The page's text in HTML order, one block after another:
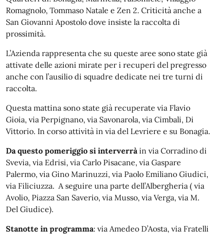
Romagnolo, Tommaso Natale e Zen 2. Criticità anche a
San Giovanni Apostolo dove insiste la raccolta di
prossimità.
L’Azienda rappresenta che su queste aree sono state già
attivate delle azioni mirate per i recuperi del pregresso
anche con l’ausilio di squadre dedicate nei tre turni di
raccolta.
Questa mattina sono state già recuperate via Flavio
Gioia, via Perpignano, via Savonarola, via Cimbali, Di
Vittorio. In corso attività in via del Levriere e su Bonagia.
Da questo pomeriggio si interverràin via Corradino di
Svevia, via Edrisi, via Carlo Pisacane, via Gaspare
Palermo, via Gino Marinuzzi, via Paolo Emiliano Giudici,
via Filiciuzza. A seguire una parte dell’Albergheria ( via
Avolio, Piazza San Saverio, via Musso, via Verga, via M.
Del Giudice).
Stanotte in programma: via Amedeo D’Aosta, via Fratelli